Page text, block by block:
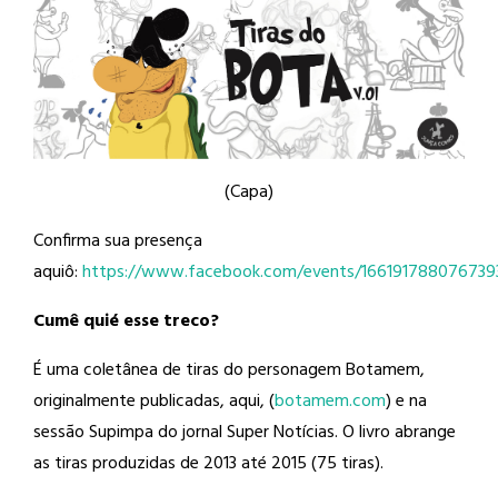
(Capa)
Confirma sua presença
aquiô:https://www.facebook.com/events/
Cumê quié esse treco?
É uma coletânea de tiras do personagem Botamem,
originalmente publicadas, aqui, (botamem.com) e na
sessão Supimpa do jornal Super Notícias. O livro abrange
as tiras produzidas de 2013 até 2015 (75 tiras).